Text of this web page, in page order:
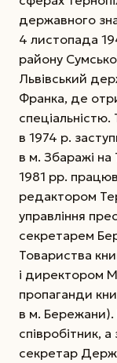
державного
4 листопада
району
Львівський
Франка, де
спеціальністю.
в 1974 р.
в м. Збаражі на
1981 рр.
редактором
управління
секретарем
Товариства
і директором
пропаганди
в м. Бережани).
співробітник,
секретар